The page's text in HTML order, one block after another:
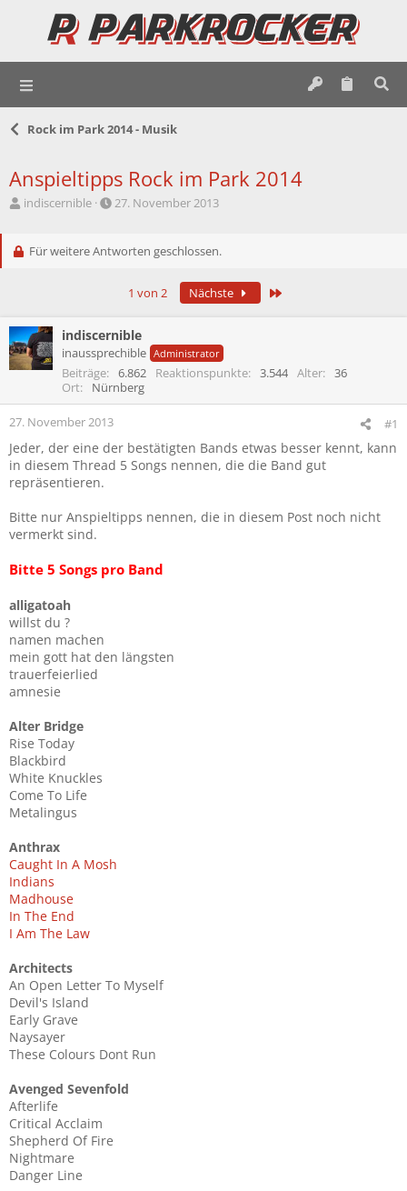
Rock im Park 2014 - Musik
Anspieltipps Rock im Park 2014
E
t
r
indiscernible
E
t
a
m
27. November 2013
Für weitere Antworten geschlossen.
1 von 2 Nächste
indiscernible
inaussprechible Administrator
Beiträge 6.862 Reaktionspunkte 3.544 Alter
36
Ort
Nürnberg
27. November 2013 #1
Jeder, der eine der bestätigten Bands etwas besser kennt, kann
in diesem Thread 5 Songs nennen, die die Band gut
repräsentieren.
Bitte nur Anspieltipps nennen, die in diesem Post noch nicht
vermerkt sind.
Bitte 5 Songs pro Band
alligatoah
willst du ?
namen machen
mein gott hat den längsten
trauerfeierlied
amnesie
Alter Bridge
Rise Today
Blackbird
White Knuckles
Come To Life
Metalingus
Anthrax
Caught In A Mosh
Indians
Madhouse
In The End
I Am The Law
Architects
An Open Letter To Myself
Devil's Island
Early Grave
Naysayer
These Colours Dont Run
Avenged Sevenfold
Afterlife
Critical Acclaim
Shepherd Of Fire
Nightmare
Danger Line